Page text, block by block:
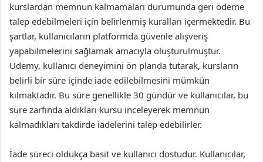
kurslardan memnun kalmamaları durumunda geri ödeme
talep edebilmeleri için belirlenmiş kuralları içermektedir. Bu
şartlar, kullanıcıların platformda güvenle alışveriş
yapabilmelerini sağlamak amacıyla oluşturulmuştur.
Udemy, kullanıcı deneyimini ön planda tutarak, kursların
belirli bir süre içinde iade edilebilmesini mümkün
kılmaktadır. Bu süre genellikle 30 gündür ve kullanıcılar, bu
süre zarfında aldıkları kursu inceleyerek memnun
kalmadıkları takdirde iadelerini talep edebilirler.
İade süreci oldukça basit ve kullanıcı dostudur. Kullanıcılar,